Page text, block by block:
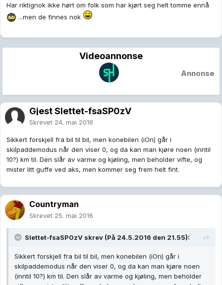
Har riktignok ikke hørt om folk som har kjørt seg helt tomme ennå
...men de finnes nok
Videoannonse
Annonse
Gjest Slettet-fsaSP0zV
Skrevet 24. mai 2016
Sikkert forskjell fra bil til bil, men konebilen (iOn) går i
skilpaddemodus når den viser 0, og da kan man kjøre noen (inntil
10?) km til. Den slår av varme og kjøling, men beholder vifte, og
mister litt guffe ved aks, men kommer seg frem helt fint.
Countryman
Skrevet 25. mai 2016
Slettet-fsaSP0zV skrev (På 24.5.2016 den 21.55):
Sikkert forskjell fra bil til bil, men konebilen (iOn) går i
skilpaddemodus når den viser 0, og da kan man kjøre noen
(inntil 10?) km til. Den slår av varme og kjøling, men beholder